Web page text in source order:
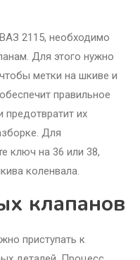
2115, необходимо
Для этого нужно
метки на шкиве и
правильное
их
Для
ключ на 36 или 38,
коленвала.
клапанов
приступать к